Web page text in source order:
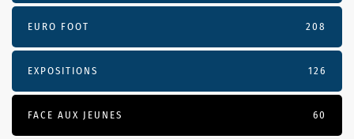
EURO FOOT 208
EXPOSITIONS 126
FACE AUX JEUNES 60